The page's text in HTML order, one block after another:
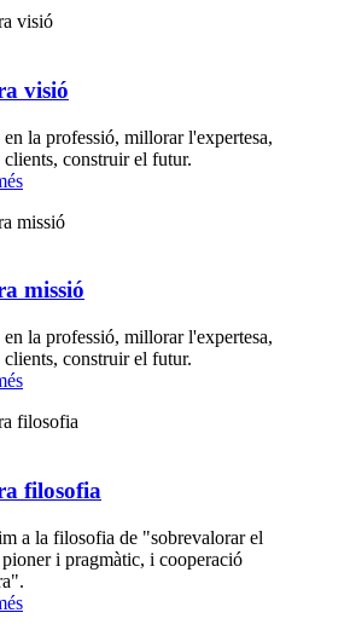
visió
en la professió, millorar l'expertesa,
clients, construir el futur.
missió
en la professió, millorar l'expertesa,
clients, construir el futur.
filosofia
a la filosofia de "sobrevalorar el
pioner i pragmàtic, i cooperació